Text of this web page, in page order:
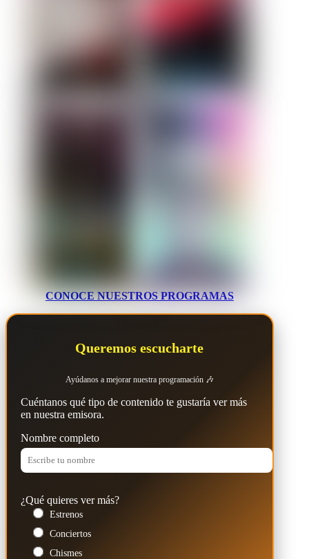
CONOCE NUESTROS PROGRAMAS
Queremos escucharte
Ayúdanos a mejorar nuestra programación 🎶
Cuéntanos qué tipo de contenido te gustaría ver más
en nuestra emisora.
Nombre completo
¿Qué quieres ver más?
Estrenos
Conciertos
Chismes